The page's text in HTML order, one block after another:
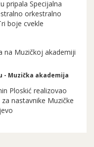
pripala Specijalna
orkestralno
boje cvekle
na Muzičkoj akademiji
- Muzička akademija
Ploskić realizovao
nastavnike Muzičke